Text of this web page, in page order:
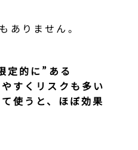
ありません。
定的に”ある
すくリスクも多い
使うと、ほぼ効果